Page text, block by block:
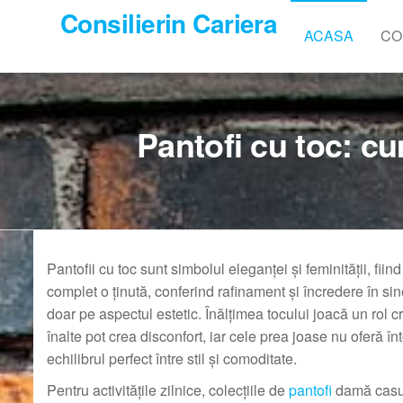
content
Consilierin Cariera ACASA
Pantofi cu toc:
Pantofii cu toc sunt simbolul eleganței și feminității,
complet o ținută, conferind rafinament și încredere în
doar pe aspectul estetic. Înălțimea tocului joacă un rol
înalte pot crea disconfort, iar cele prea joase nu oferă
echilibrul perfect între stil și comoditate.
Pentru activitățile zilnice, colecțiile depantofi damă